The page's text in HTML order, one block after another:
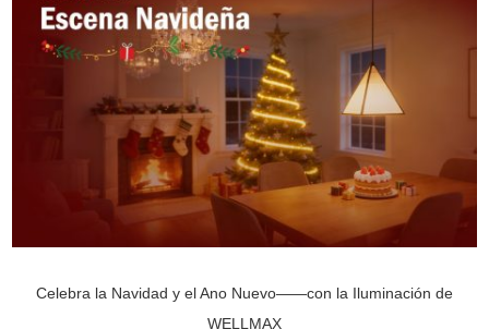
Celebra la Navidad y el Ano Nuevo——con la Iluminación de
WELLMAX